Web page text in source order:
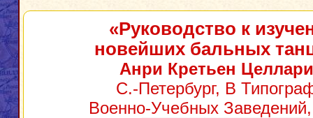
«Руководство к
новейших бальных
Анри Кретьен
С.-Петербург, В
Военно-Учебных Заведений,